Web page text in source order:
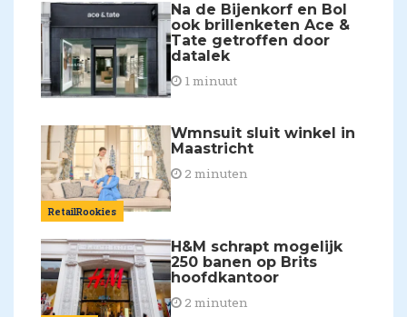
Na de Bijenkorf en Bol
ook brillenketen Ace &
Tate getroffen door
datalek
1 minuut
RetailRookies
Wmnsuit sluit winkel in
Maastricht
2 minuten
H&M schrapt mogelijk
250 banen op Brits
hoofdkantoor
2 minuten